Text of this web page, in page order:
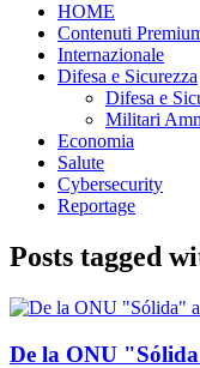
HOME
Contenuti
Internazionale
Difesa e Sicurezza
Difesa e
Militari
Economia
Salute
Cybersecurity
Reportage
Posts tagged
De la ONU